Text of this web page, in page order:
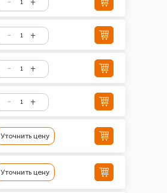
Уточнить цену
Уточнить цену